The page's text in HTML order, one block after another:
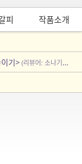
피 작품소개
기> (리뷰어: 소나기내린뒤해나)